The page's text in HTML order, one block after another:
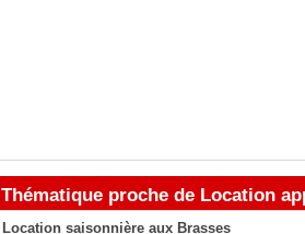
Thématique proche de Location
Location saisonnière aux Brasses